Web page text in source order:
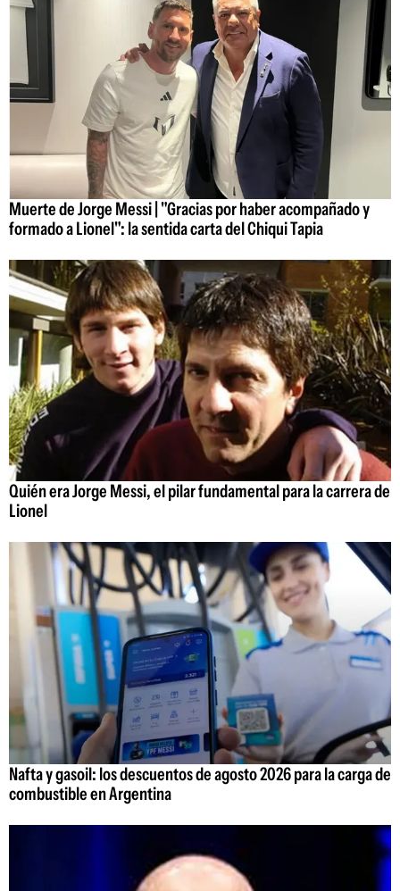
Muerte de Jorge Messi | "Gracias por haber acompañado y
formado a Lionel": la sentida carta del Chiqui Tapia
Quién era Jorge Messi, el pilar fundamental para la carrera de
Lionel
Nafta y gasoil: los descuentos de agosto 2026 para la carga de
combustible en Argentina